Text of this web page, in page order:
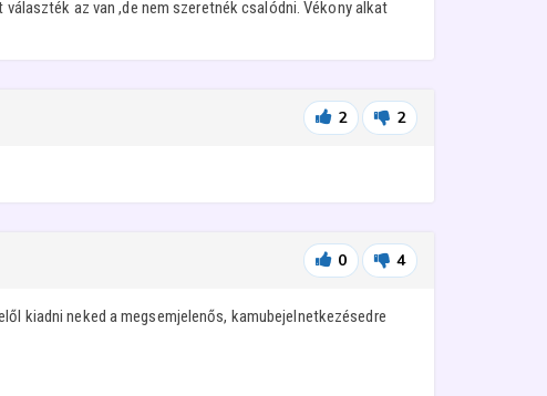
az van ,de nem szeretnék csalódni. Vékony alkat
2 2
0 4
kiadni neked a megsemjelenős, kamubejelnetkezésedre